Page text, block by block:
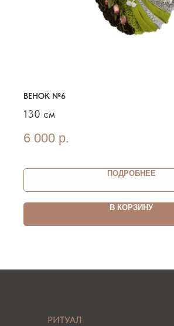
ВЕНОК №6
130 см
6 000 р.
ПОДРОБНЕЕ
В КОРЗИНУ
РИТУАЛ